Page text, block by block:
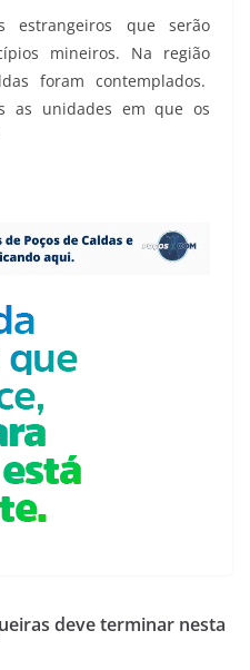
estrangeiros que serão
mineiros. Na região
foram contemplados.
as unidades em que os
deve terminar nesta